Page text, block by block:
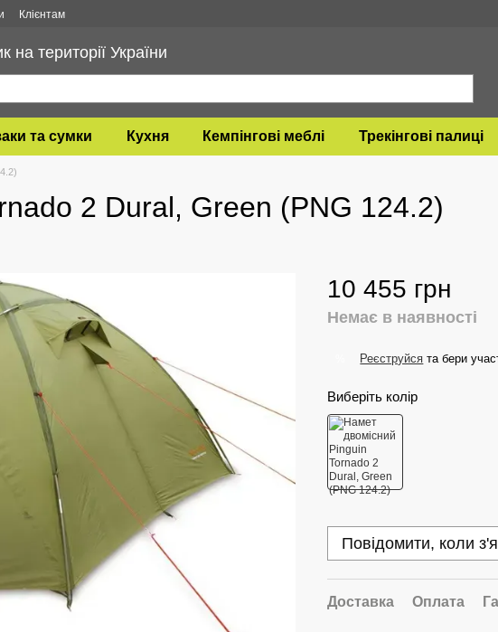
Клієнтам
на території України
та сумки Кухня Кемпінгові меблі Трекінгові палиці
2 Dural, Green (PNG 124.2)
10 455 грн
Немає в наявності
Реєструйся та бери
Виберіть колір
Повідомити, коли
Доставка Оплата